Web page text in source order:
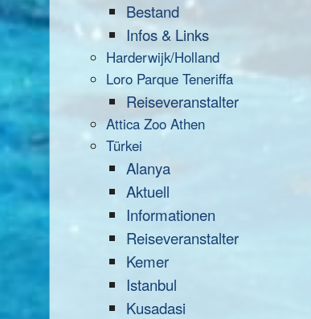
Bestand
Infos & Links
Harderwijk/Holland
Loro Parque Teneriffa
Reiseveranstalter
Attica Zoo Athen
Türkei
Alanya
Aktuell
Informationen
Reiseveranstalter
Kemer
Istanbul
Kusadasi